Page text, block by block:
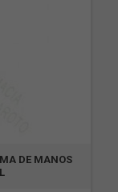
DE MANOS